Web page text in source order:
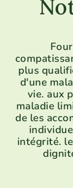
plus
d'une
vie. aux
maladie
de les
intégrité.